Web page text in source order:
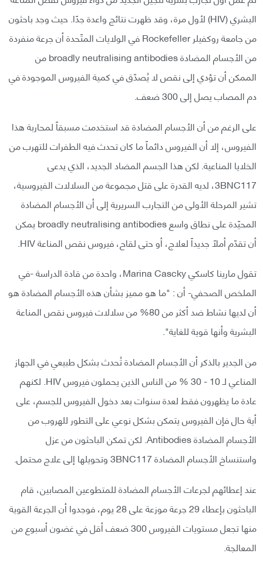
البشري (HIV) لأول مرة، وقد ظهرت نتائج واعدة جدًا. حيث وجد باحثون
من جامعة روكفيلر Rockefeller في الولايات المتّحدة أن جرعة منفردة
من الأجسام المضادة broadly neutralising antibodies من
الممكن أن تؤدي إلى نقص لا يُصدّق في كمية الفيروس الموجودة في
دم المصاب يصل إلى 300 ضعف.
على الرغم من أن الأجسام المضادة قد استخدمت مسبقاً لمحاربة هذا
الفيروس، إلا أن الفيروس دائماً ما كان تحدث فيه الطفرات للتهرب من
الخلايا المناعية. لكن هذا الجسم المضاد الجديد، الذي يدعى
3BNC117، لديه القدرة على قتل مجموعة من السلالات الفيروسية،
تشير المرحلة الأولى من التجارب السريرية إلى أن الأجسام المضادة
المحيّدة على نطاق واسع broadly neutralising antibodies يمكن
أن تقدّم أملاً جديداً لعلاج، أو حتى لقاح، فيروس نقص المناعة HIV.
تقول مارينا كاسكي Marina Cascky، واحدة من قادة الدراسة -في
الملخص الصحفي- أن : "ما هو مميز بشأن هذه الأجسام المضادة هو
أن لديها نشاط ضد أكثر من 80% من سلالات فيروس نقص المناعة
البشرية وأنها قوية للغاية".
من الجدير بالذكر أن الأجسام المضادة تُحدث بشكل طبيعي في الجهاز
المناعي لـ 10 - 30 % من الناس الذين يحملون فيروس HIV. لكنهم
عادة ما يظهرون فقط لعدة سنوات بعد دخول الفيروس للجسم، على
أية حال فإن الفيروس يتمكن بشكل نوعي على التطور للهروب من
الأجسام المضادة Antibodies. لكن تمكن الباحثون من عزل
واستنساخ الأجسام المضادة 3BNC117 وتحويلها إلى علاج محتمل.
عند إعطائهم لجرعات الأجسام المضادة للمتطوعين المصابين، قام
الباحثون بإعطاء 29 جرعة موزعة على 28 يوم، فوجدوا أن الجرعة القوية
منها تجعل مستويات الفيروس 300 ضعف أقل في غضون أسبوع من
المعالجة.